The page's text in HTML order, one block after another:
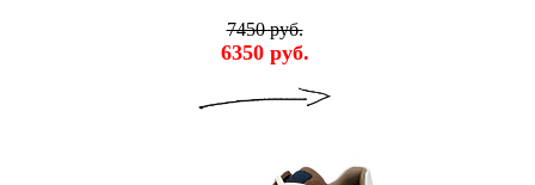
7450 руб.
6350 руб.